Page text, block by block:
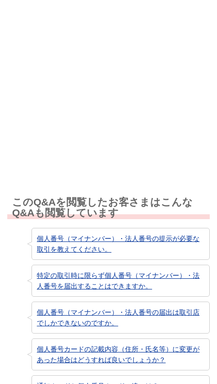
このQ&Aを閲覧したお客さまはこんな
Q&Aも閲覧しています
個人番号（マイナンバー）・法人番号の提示が必要な
取引を教えてください。
特定の取引時に限らず個人番号（マイナンバー）・法
人番号を届出することはできますか。
個人番号（マイナンバー）・法人番号の届出は取引店
でしかできないのですか。
個人番号カードの記載内容（住所・氏名等）に変更が
あった場合はどうすれば良いでしょうか？